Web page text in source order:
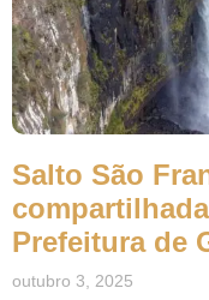
Salto São
Prefeitura de
outubro 3, 2025